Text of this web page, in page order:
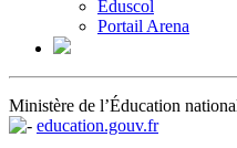
Eduscol
Portail Arena
Ministère de l’Éducation
education.gouv.fr